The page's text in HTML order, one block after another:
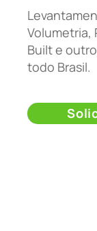
Volumetria,
Built e
todo Brasil.